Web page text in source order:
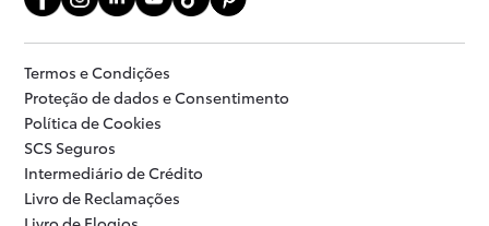
Termos e Condições
Proteção de dados e Consentimento
Política de Cookies
SCS Seguros
Intermediário de Crédito
Livro de Reclamações